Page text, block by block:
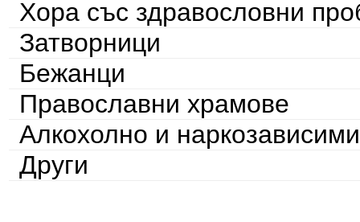
Хора със здравословни
Затворници
Бежанци
Православни храмове
Алкохолно и наркозависими
Други